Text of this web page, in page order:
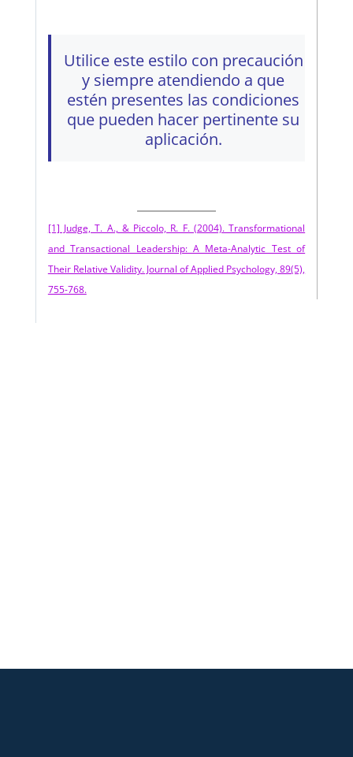
Utilice este estilo con precaución
y siempre atendiendo a que
estén presentes las condiciones
que pueden hacer pertinente su
aplicación.
[1] Judge, T. A., & Piccolo, R. F. (2004). Transformational
and Transactional Leadership: A Meta-Analytic Test of
Their Relative Validity. Journal of Applied Psychology, 89(5),
755-768.